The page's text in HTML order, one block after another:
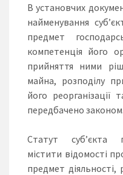
В установчих
найменування
предмет
компетенція його
прийняття ними
майна, розподілу
його реорганізації
передбачено законом.
Статут суб’єкта
містити відомості
предмет діяльності,